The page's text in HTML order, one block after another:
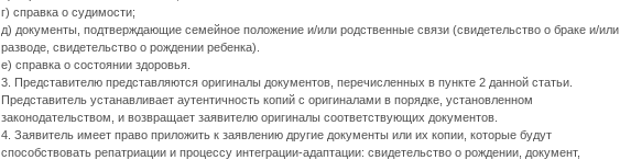
г) справка о судимости;
д) документы, подтверждающие семейное положение и/или родственные связи (свидетельство о браке и/или
разводе, свидетельство о рождении ребенка).
е) справка о состоянии здоровья.
3. Представителю представляются оригиналы документов, перечисленных в пункте 2 данной статьи.
Представитель устанавливает аутентичность копий с оригиналами в порядке, установленном
законодательством, и возвращает заявителю оригиналы соответствующих документов.
4. Заявитель имеет право приложить к заявлению другие документы или их копии, которые будут
способствовать репатриации и процессу интеграции-адаптации: свидетельство о рождении, документ,